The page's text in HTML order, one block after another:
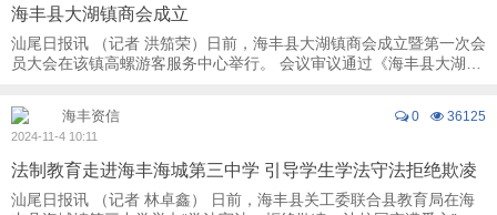
海丰县大湖镇商会成立
汕尾日报讯 （记者 洪笳荣）日前，海丰县大湖镇商会成立暨第一次会
员大会在该镇高螺游客服务中心举行。 会议审议通过《海丰县大湖镇
0 36125
海丰资信
2024-11-4 10:11
法制教育走进海丰海城第三中学 引导学生学法守法拒绝欺凌
汕尾日报讯 （记者 林卓鑫） 日前，海丰县关工委联合县教育局在海